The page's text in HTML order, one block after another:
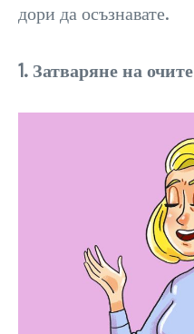
дори да осъзнавате.
1. Затваряне на очите